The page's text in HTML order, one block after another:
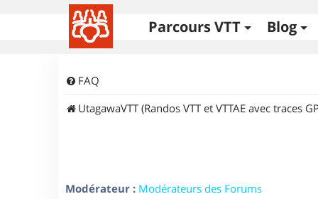
Parcours VTT Blog
FAQ
UtagawaVTT (Randos VTT et VTTAE avec traces
Modérateur : Modérateurs des Forums